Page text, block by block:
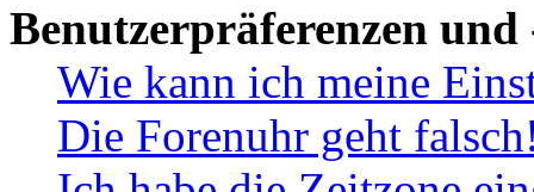
Benutzerpräferenzen und
Wie kann ich meine
Die Forenuhr geht